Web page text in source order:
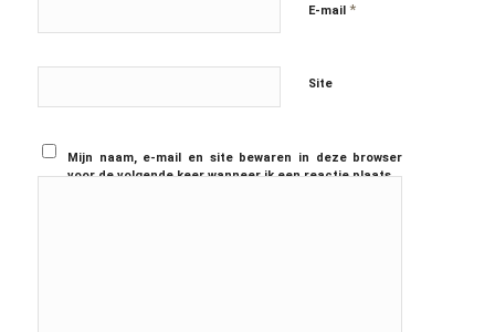
E-mail *
Site
Mijn naam, e-mail en site bewaren in deze browser
voor de volgende keer wanneer ik een reactie plaats.